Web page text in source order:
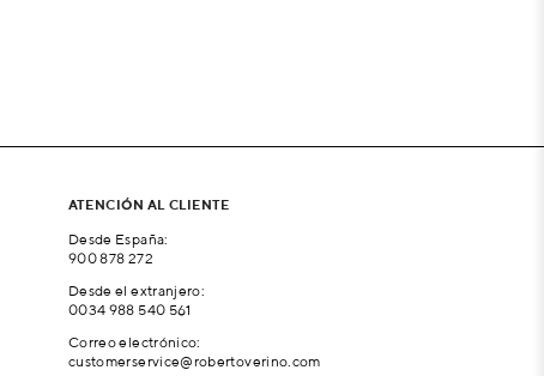
ATENCIÓN AL CLIENTE
Desde España:
900 878 272
Desde el extranjero:
0034 988 540 561
Correo electrónico:
customerservice@robertoverino.com